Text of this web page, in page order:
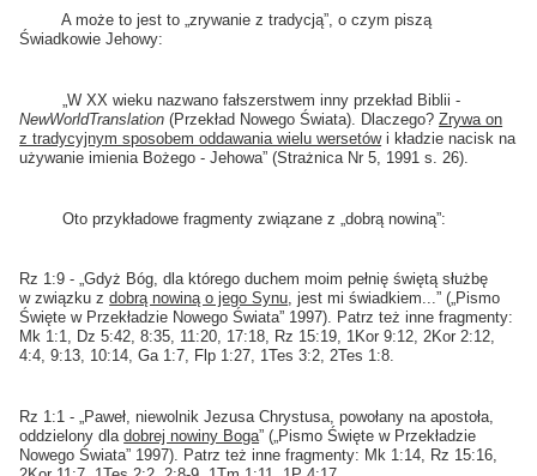
A może to jest to „zrywanie z tradycją”, o czym piszą
Świadkowie Jehowy:
„W XX wieku nazwano fałszerstwem inny przekład Biblii -
NewWorldTranslation (Przekład Nowego Świata). Dlaczego?Zrywa on
z tradycyjnym sposobem oddawania wielu wersetówi kładzie nacisk na
używanie imienia Bożego - Jehowa” (Strażnica Nr 5, 1991 s. 26).
Oto przykładowe fragmenty związane z „dobrą nowiną”:
Rz 1:9 - „Gdyż Bóg, dla którego duchem moim pełnię świętą służbę
w związku zdobrą nowiną o jego Synu, jest mi świadkiem...” („Pismo
Święte w Przekładzie Nowego Świata” 1997). Patrz też inne fragmenty:
Mk 1:1, Dz 5:42, 8:35, 11:20, 17:18, Rz 15:19, 1Kor 9:12, 2Kor 2:12,
4:4, 9:13, 10:14, Ga 1:7, Flp 1:27, 1Tes 3:2, 2Tes 1:8.
Rz 1:1 - „Paweł, niewolnik Jezusa Chrystusa, powołany na apostoła,
oddzielony dladobrej nowiny Boga” („Pismo Święte w Przekładzie
Nowego Świata” 1997). Patrz też inne fragmenty: Mk 1:14, Rz 15:16,